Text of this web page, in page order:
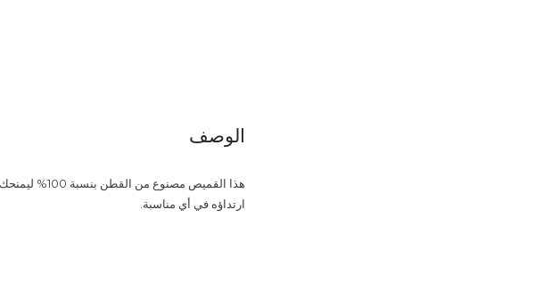
الوصف
هذا القميص
ارتداؤه في أي مناسبة.